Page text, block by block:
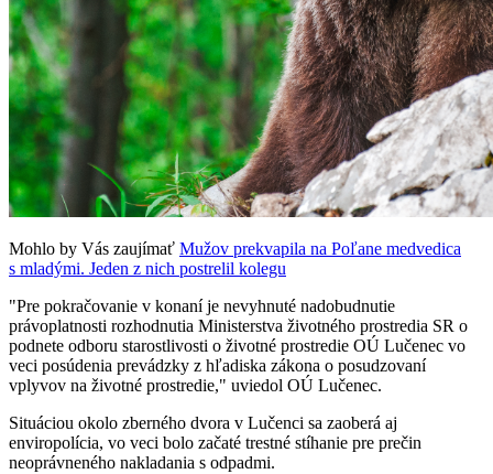
Mohlo by Vás zaujímať Mužov prekvapila na Poľane medvedica
s mladými. Jeden z nich postrelil kolegu
"Pre pokračovanie v konaní je nevyhnuté nadobudnutie
právoplatnosti rozhodnutia Ministerstva životného prostredia SR o
podnete odboru starostlivosti o životné prostredie OÚ Lučenec vo
veci posúdenia prevádzky z hľadiska zákona o posudzovaní
vplyvov na životné prostredie," uviedol OÚ Lučenec.
Situáciou okolo zberného dvora v Lučenci sa zaoberá aj
enviropolícia, vo veci bolo začaté trestné stíhanie pre prečin
neoprávneného nakladania s odpadmi.